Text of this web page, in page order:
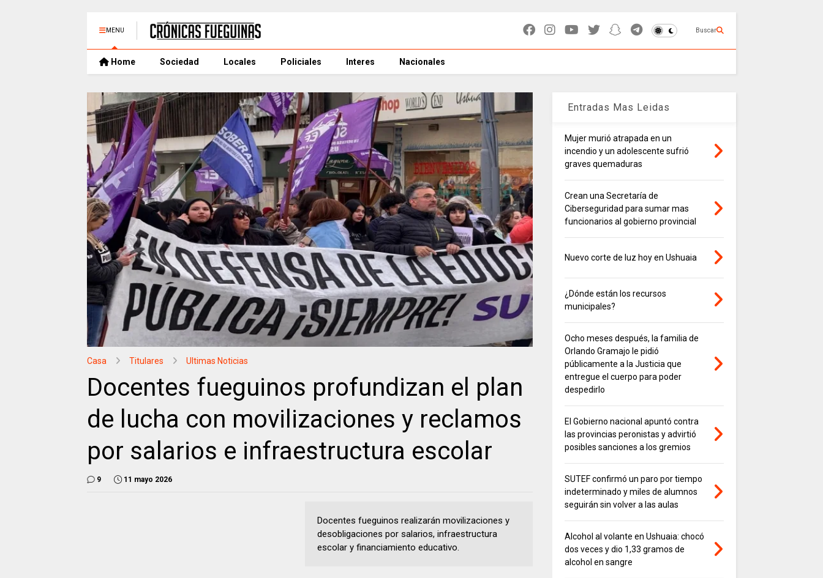
MENU Buscar
Home Sociedad Locales Policiales Interes Nacionales
Casa Titulares Ultimas Noticias
Docentes fueguinos profundizan el plan
de lucha con movilizaciones y reclamos
por salarios e infraestructura escolar
9 11 mayo 2026
Docentes fueguinos realizarán movilizaciones y
desobligaciones por salarios, infraestructura
escolar y financiamiento educativo.
Entradas Mas Leidas
Mujer murió atrapada en un
incendio y un adolescente sufrió
graves quemaduras
Crean una Secretaría de
Ciberseguridad para sumar mas
funcionarios al gobierno provincial
Nuevo corte de luz hoy en Ushuaia
¿Dónde están los recursos
municipales?
Ocho meses después, la familia de
Orlando Gramajo le pidió
públicamente a la Justicia que
entregue el cuerpo para poder
despedirlo
El Gobierno nacional apuntó contra
las provincias peronistas y advirtió
posibles sanciones a los gremios
SUTEF confirmó un paro por tiempo
indeterminado y miles de alumnos
seguirán sin volver a las aulas
Alcohol al volante en Ushuaia: chocó
dos veces y dio 1,33 gramos de
alcohol en sangre